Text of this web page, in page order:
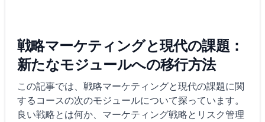
戦略マーケティングと現代の課題：
新たなモジュールへの移行方法
この記事では、戦略マーケティングと現代の課題に関
するコースの次のモジュールについて探っています。
良い戦略とは何か、マーケティング戦略とリスク管理